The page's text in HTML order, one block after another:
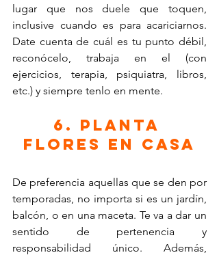
lugar que nos duele que toquen,
inclusive cuando es para acariciarnos.
Date cuenta de cuál es tu punto débil,
reconócelo, trabaja en el (con
ejercicios, terapia, psiquiatra, libros,
etc.) y siempre tenlo en mente.
6. Planta
flores en casa
De preferencia aquellas que se den por
temporadas, no importa si es un jardín,
balcón, o en una maceta. Te va a dar un
sentido de pertenencia y
responsabilidad único. Además,